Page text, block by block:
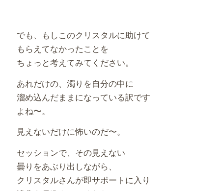
でも、もしこのクリスタルに助けて
もらえてなかったことを
ちょっと考えてみてください。
あれだけの、濁りを自分の中に
溜め込んだままになっている訳です
よね〜。
見えないだけに怖いのだ〜。
セッションで、その見えない
曇りをあぶり出しながら、
クリスタルさんが即サポートに入り